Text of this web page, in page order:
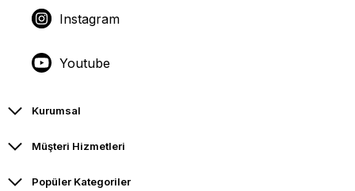
Instagram
Youtube
Kurumsal
Müşteri Hizmetleri
Popüler Kategoriler